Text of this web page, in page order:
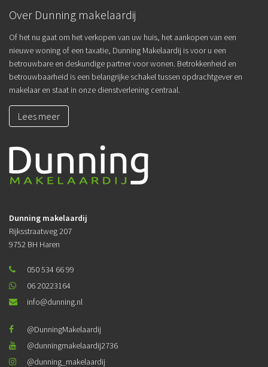
Over Dunning makelaardij
Of het nu gaat om het verkopen van uw huis, het aankopen van een
nieuwe woning of een taxatie, Dunning Makelaardij is voor u een
betrouwbare en deskundige partner voor wonen. Betrokkenheid en
betrouwbaarheid is een belangrijke schakel tussen opdrachtgever en
makelaar en staat in onze dienstverlening centraal.
Lees meer
Dunning makelaardij
Rijksstraatweg 207
9752 BH Haren
050 534 66 99
06 20223164
info@dunning.nl
@DunningMakelaardij
@dunningmakelaardij2736
@dunning_makelaardij